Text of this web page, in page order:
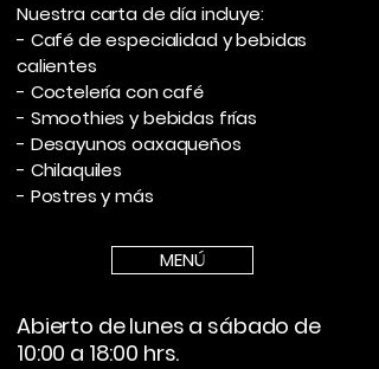
Nuestra carta de día incluye:
- Café de especialidad y bebidas
calientes
- Coctelería con café
- Smoothies y bebidas frías
- Desayunos oaxaqueños
- Chilaquiles
- Postres y más
Abierto de lunes a sábado de
10:00 a 18:00 hrs.
MENÚ